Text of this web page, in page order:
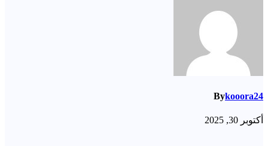
Bykooora24
أكتوبر 30, 2025